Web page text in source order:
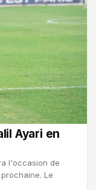
Ayari en
l'occasion de
Le